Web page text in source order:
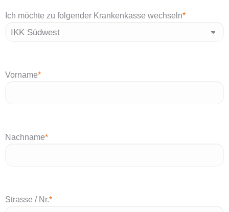
Ich möchte zu folgender Krankenkasse wechseln*
Vorname*
Nachname*
Strasse / Nr.*